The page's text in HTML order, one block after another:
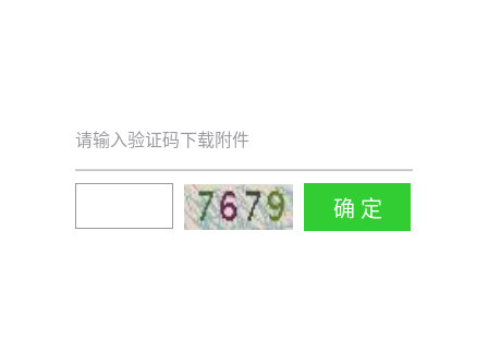
请输入验证码下载附件